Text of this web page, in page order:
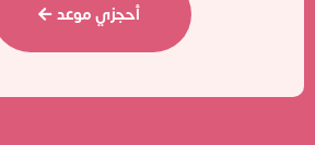
أحجزي موعد